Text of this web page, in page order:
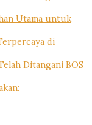
Utama untuk
di
Ditangani BOS